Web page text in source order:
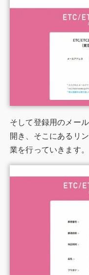
そして登録用のメー
開き、そこにあるリ
業を行っていきます。